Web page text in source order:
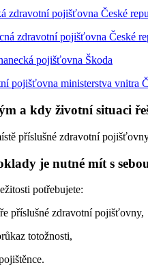
zdravotní pojišťovna České
zdravotní pojišťovna České
pojišťovna Škoda
pojišťovna ministerstva vnitra
a kdy životní situaci
příslušné zdravotní
je nutné mít s
potřebujete:
příslušné zdravotní pojišťovny,
totožnosti,